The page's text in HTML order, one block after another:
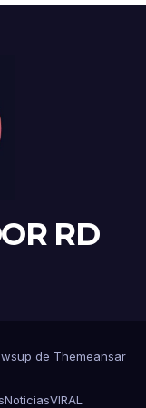
RD
de Themeansar
NoticiasVIRAL